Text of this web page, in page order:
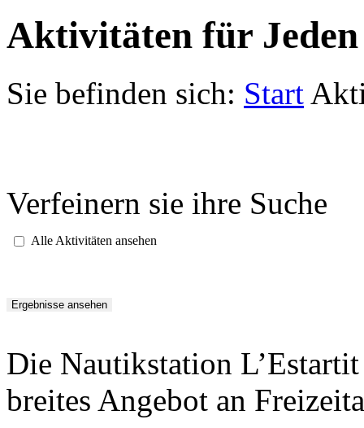
Aktivitäten für Jeden
Sie befinden sich: Start
Verfeinern sie ihre Suche
Alle Aktivitäten ansehen
Die Nautikstation
breites Angebot an